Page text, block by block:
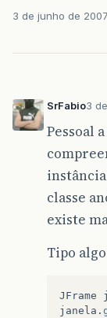
3 de junho de 2007
SrFabio3
Pessoal
classe
existe
Tipo
JFrame
janela .